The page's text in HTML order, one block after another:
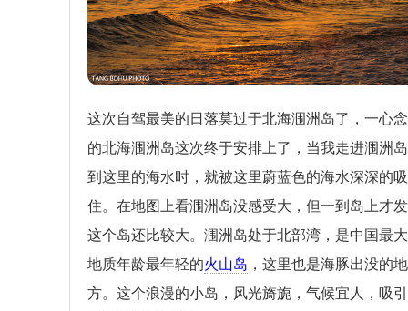
这次自驾最美的日落莫过于北海涠洲岛了，一心
的北海涠洲岛这次终于安排上了，当我走进涠洲
到这里的海水时，就被这里蔚蓝色的海水深深的
住。在地图上看涠洲岛没感受大，但一到岛上才
这个岛还比较大。涠洲岛处于北部湾，是中国最
地质年龄最年轻的火山岛 ，这里也是海豚出没的地
方。这个浪漫的小岛，风光旖旎，气候宜人，吸